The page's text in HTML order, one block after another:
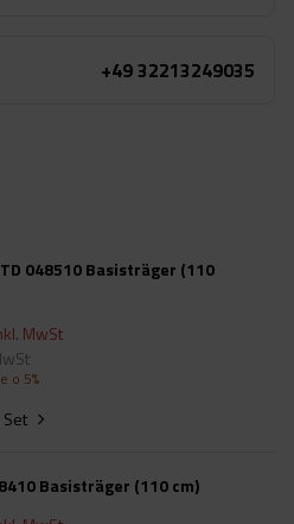
+49 32213249035
048510 Basisträger (110
MwSt
o 5%
Basisträger (110 cm)